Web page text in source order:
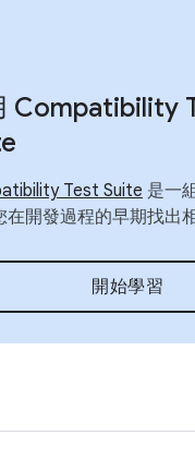
Compatibility
Test Suite 是一
在開發過程的早期找出
開始學習